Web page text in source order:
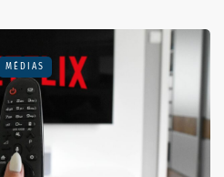
MÉDIAS